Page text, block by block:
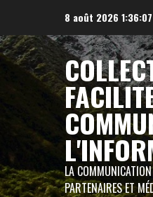
contenu
8 août 2026
LA COMMUNICATION
PARTENAIRES ET